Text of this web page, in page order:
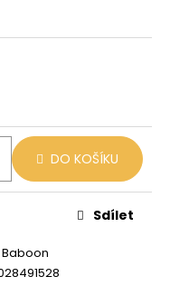
DO KOŠÍKU
Sdílet